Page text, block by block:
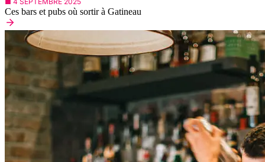
Ces bars et pubs où sortir à Gatineau